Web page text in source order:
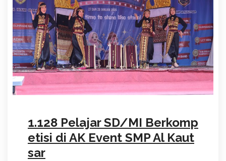
1.128 Pelajar SD/MI Berkomp
etisi di AK Event SMP Al Kaut
sar